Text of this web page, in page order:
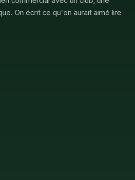
On écrit ce qu'on aurait aimé lire